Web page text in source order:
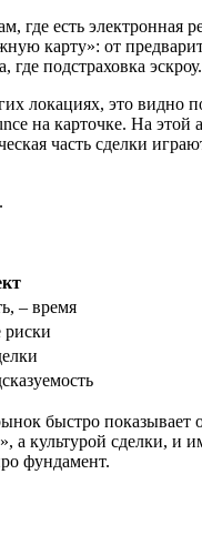
есть электронная
карту»: от
подстраховка эскроу.
локациях, это видно
на карточке. На этой
часть сделки
– время
риски
быстро показывает
культурой сделки, и
фундамент.